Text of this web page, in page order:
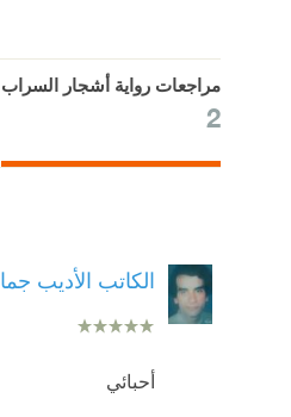
مراجعات رواية أشجار السراب
2
الكاتب الأديب
أحبائي